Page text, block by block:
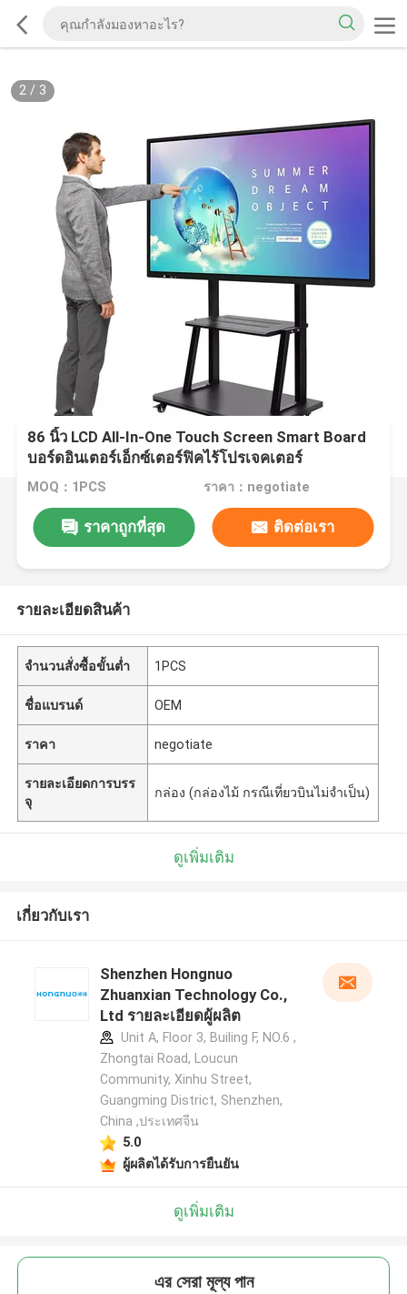
2/ 3
86 นิ้ว LCD All-In-One Touch Screen Smart Board
บอร์ดอินเตอร์เอ็กซ์เตอร์ฟิคไร้โปรเจคเตอร์
MOQ：1PCS ราคา：negotiate
ราคาถูกที่สุด ติดต่อเรา
รายละเอียดสินค้า
จำนวนสั่งซื้อขั้นต่ำ 1PCS
ชื่อแบรนด์ OEM
ราคา negotiate
รายละเอียดการบรร
จุ
กล่อง (กล่องไม้ กรณีเที่ยวบินไม่จำเป็น)
ดูเพิ่มเติม
เกี่ยวกับเรา
Shenzhen Hongnuo
Zhuanxian Technology Co.,
Ltd รายละเอียดผู้ผลิต
Unit A, Floor 3, Builing F, NO.6 ,
Zhongtai Road, Loucun
Community, Xinhu Street,
Guangming District, Shenzhen,
China ,ประเทศจีน
5.0
ผู้ผลิตได้รับการยืนยัน
ดูเพิ่มเติม
এর সেরা মূল্য পান